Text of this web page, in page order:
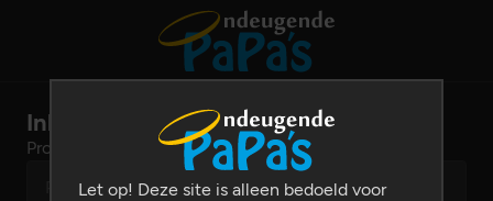
Inloggen
Profielnaam
Let op! Deze site is alleen bedoeld voor